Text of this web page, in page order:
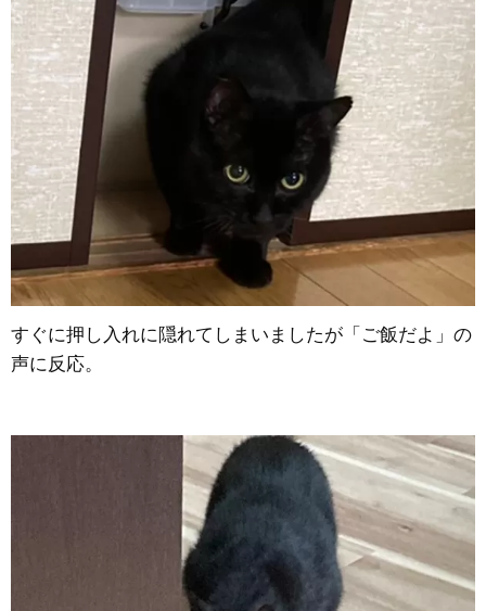
すぐに押し入れに隠れてしまいましたが「ご飯だよ」の
声に反応。